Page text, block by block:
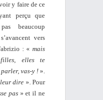
y faire de ce
perçu que
beaucoup
vers
: « mais
elles te
vas-y ! ».
dire ». Pour
pas» et il ne